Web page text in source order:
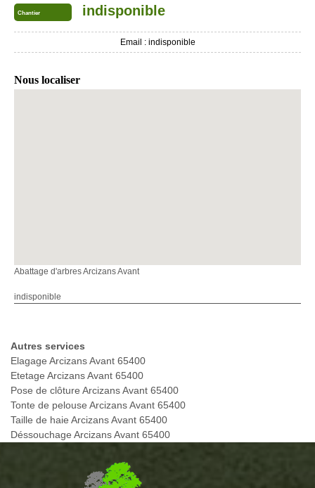
Chantier indisponible
Email : indisponible
Nous localiser
Abattage d'arbres Arcizans Avant
indisponible
Autres services
Elagage Arcizans Avant 65400
Etetage Arcizans Avant 65400
Pose de clôture Arcizans Avant 65400
Tonte de pelouse Arcizans Avant 65400
Taille de haie Arcizans Avant 65400
Déssouchage Arcizans Avant 65400